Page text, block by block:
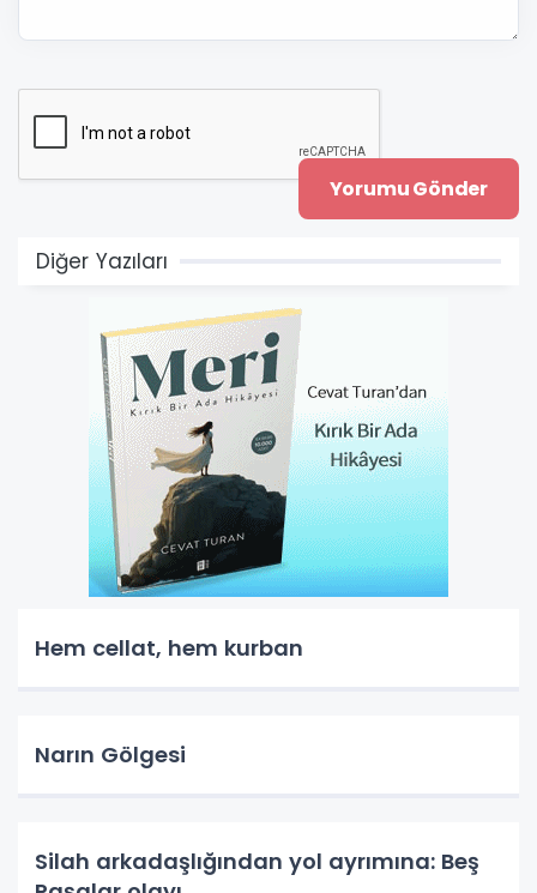
Diğer Yazıları
Hem cellat, hem kurban
Narın Gölgesi
Silah arkadaşlığından yol ayrımına: Beş